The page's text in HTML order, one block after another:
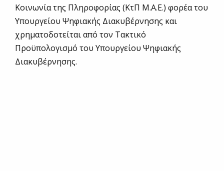
Κοινωνία της Πληροφορίας (ΚτΠ Μ.Α.Ε.) φορέα του
Υπουργείου Ψηφιακής Διακυβέρνησης και
χρηματοδοτείται από τον Τακτικό
Προϋπολογισμό του Υπουργείου Ψηφιακής
Διακυβέρνησης.